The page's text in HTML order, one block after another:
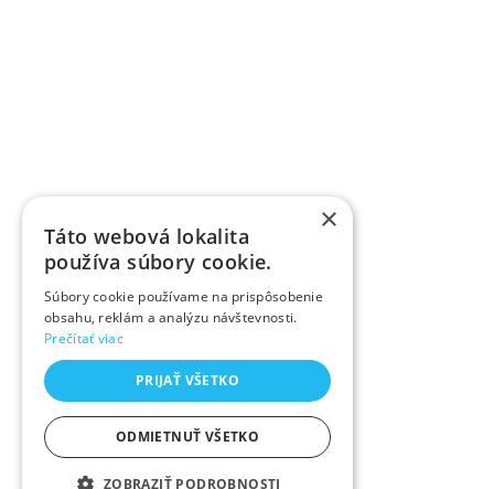
×
Táto webová lokalita
používa súbory cookie.
Súbory cookie používame na prispôsobenie
obsahu, reklám a analýzu návštevnosti.
Prečítať viac
PRIJAŤ VŠETKO
ODMIETNUŤ VŠETKO
ZOBRAZIŤ PODROBNOSTI